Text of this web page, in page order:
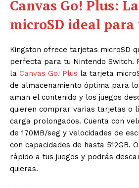
Canvas Go! Plus:
microSD ideal
Kingston ofrece tarjetas microSD
perfecta para tu Nintendo Switch.
la Canvas Go! Plus la tarjeta
de almacenamiento óptima para
aman el contenido y los juegos
quieren comprar varias tarjetas o
carga prolongados. Cuenta con
de 170MB/seg y velocidades de
con capacidades de hasta 512GB.
rápido a tus juegos y podrás
quieras.